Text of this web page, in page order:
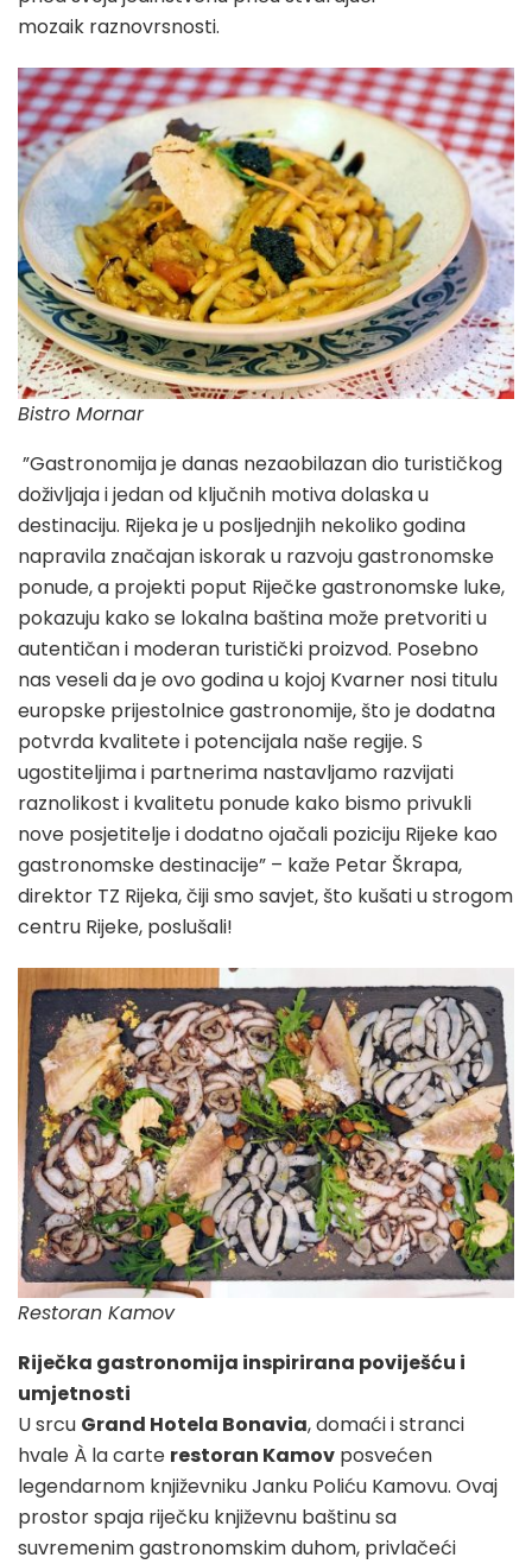
mozaik raznovrsnosti.
Bistro Mornar
”Gastronomija je danas nezaobilazan dio turističkog
doživljaja i jedan od ključnih motiva dolaska u
destinaciju. Rijeka je u posljednjih nekoliko godina
napravila značajan iskorak u razvoju gastronomske
ponude, a projekti poput Riječke gastronomske luke,
pokazuju kako se lokalna baština može pretvoriti u
autentičan i moderan turistički proizvod. Posebno
nas veseli da je ovo godina u kojoj Kvarner nosi titulu
europske prijestolnice gastronomije, što je dodatna
potvrda kvalitete i potencijala naše regije. S
ugostiteljima i partnerima nastavljamo razvijati
raznolikost i kvalitetu ponude kako bismo privukli
nove posjetitelje i dodatno ojačali poziciju Rijeke kao
gastronomske destinacije” – kaže Petar Škrapa,
direktor TZ Rijeka, čiji smo savjet, što kušati u strogom
centru Rijeke, poslušali!
Restoran Kamov
Riječka gastronomija inspirirana poviješću i
umjetnosti
U srcu Grand Hotela Bonavia, domaći i stranci
hvale À la carte restoran Kamov posvećen
legendarnom književniku Janku Poliću Kamovu. Ovaj
prostor spaja riječku književnu baštinu sa
suvremenim gastronomskim duhom, privlačeći